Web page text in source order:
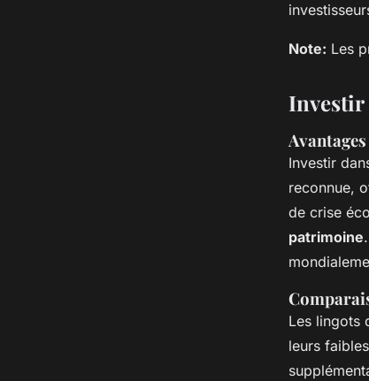
Note: Les
Investir
Investir
reconnue,
de crise
patrimoine
Les lingots
leurs